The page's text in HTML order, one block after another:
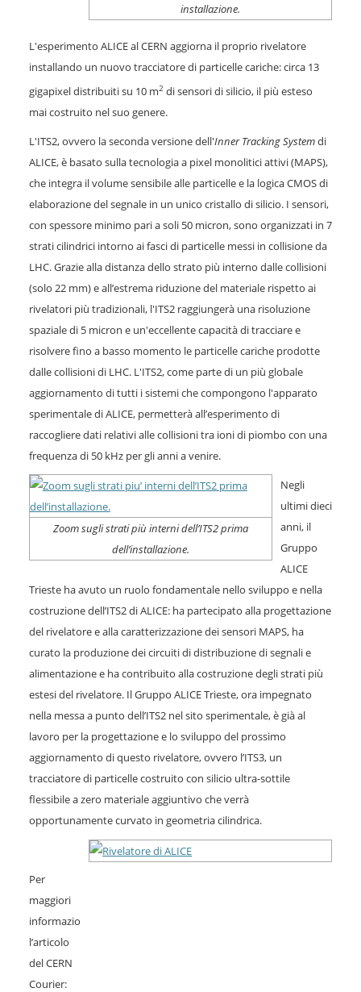
installazione.
L'esperimento ALICE al CERN aggiorna il proprio rivelatore
installando un nuovo tracciatore di particelle cariche: circa 13
gigapixel distribuiti su 10 m2di sensori di silicio, il più esteso
mai costruito nel suo genere.
L'ITS2, ovvero la seconda versione dell'Inner Tracking Systemdi
ALICE, è basato sulla tecnologia a pixel monolitici attivi (MAPS),
che integra il volume sensibile alle particelle e la logica CMOS di
elaborazione del segnale in un unico cristallo di silicio. I sensori,
con spessore minimo pari a soli 50 micron, sono organizzati in 7
strati cilindrici intorno ai fasci di particelle messi in collisione da
LHC. Grazie alla distanza dello strato più interno dalle collisioni
(solo 22 mm) e all’estrema riduzione del materiale rispetto ai
rivelatori più tradizionali, l'ITS2 raggiungerà una risoluzione
spaziale di 5 micron e un'eccellente capacità di tracciare e
risolvere fino a basso momento le particelle cariche prodotte
dalle collisioni di LHC. L'ITS2, come parte di un più globale
aggiornamento di tutti i sistemi che compongono l'apparato
sperimentale di ALICE, permetterà all’esperimento di
raccogliere dati relativi alle collisioni tra ioni di piombo con una
frequenza di 50 kHz per gli anni a venire.
Zoom sugli strati più interni dell’ITS2 prima
dell’installazione.
Negli
ultimi dieci
anni, il
Gruppo
ALICE
Trieste ha avuto un ruolo fondamentale nello sviluppo e nella
costruzione dell’ITS2 di ALICE: ha partecipato alla progettazione
del rivelatore e alla caratterizzazione dei sensori MAPS, ha
curato la produzione dei circuiti di distribuzione di segnali e
alimentazione e ha contribuito alla costruzione degli strati più
estesi del rivelatore. Il Gruppo ALICE Trieste, ora impegnato
nella messa a punto dell’ITS2 nel sito sperimentale, è già al
lavoro per la progettazione e lo sviluppo del prossimo
aggiornamento di questo rivelatore, ovvero l’ITS3, un
tracciatore di particelle costruito con silicio ultra-sottile
flessibile a zero materiale aggiuntivo che verrà
opportunamente curvato in geometria cilindrica.
Per
maggiori
informazioni,
l’articolo
del CERN
Courier: